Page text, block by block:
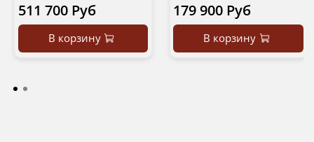
511 700 Руб
В корзину
179 900 Руб
В корзину